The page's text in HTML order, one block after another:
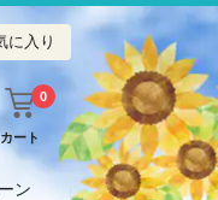
に入り
カート
0
ン